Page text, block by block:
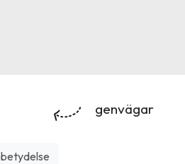
genvägar
betydelse